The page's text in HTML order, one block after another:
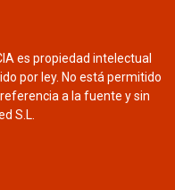
es propiedad intelectual
por ley. No está permitido
a la fuente y sin
S.L.